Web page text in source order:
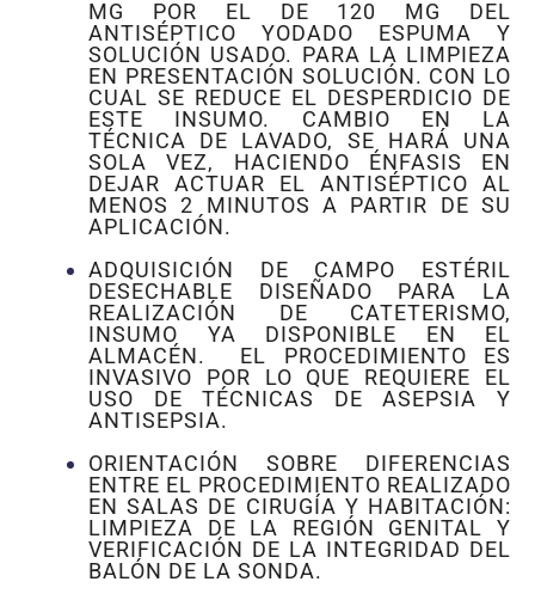
MG POR EL DE 120 MG DEL
ANTISÉPTICO YODADO ESPUMA Y
SOLUCIÓN USADO. PARA LA LIMPIEZA
EN PRESENTACIÓN SOLUCIÓN. CON LO
CUAL SE REDUCE EL DESPERDICIO DE
ESTE INSUMO. CAMBIO EN LA
TÉCNICA DE LAVADO, SE HARÁ UNA
SOLA VEZ, HACIENDO ÉNFASIS EN
DEJAR ACTUAR EL ANTISÉPTICO AL
MENOS 2 MINUTOS A PARTIR DE SU
APLICACIÓN.
ADQUISICIÓN DE CAMPO ESTÉRIL
DESECHABLE DISEÑADO PARA LA
REALIZACIÓN DE CATETERISMO,
INSUMO YA DISPONIBLE EN EL
ALMACÉN. EL PROCEDIMIENTO ES
INVASIVO POR LO QUE REQUIERE EL
USO DE TÉCNICAS DE ASEPSIA Y
ANTISEPSIA.
ORIENTACIÓN SOBRE DIFERENCIAS
ENTRE EL PROCEDIMIENTO REALIZADO
EN SALAS DE CIRUGÍA Y HABITACIÓN:
LIMPIEZA DE LA REGIÓN GENITAL Y
VERIFICACIÓN DE LA INTEGRIDAD DEL
BALÓN DE LA SONDA.